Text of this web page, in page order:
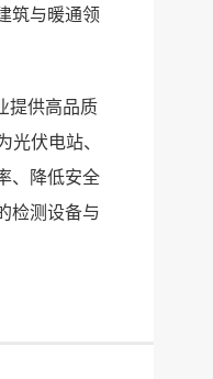
筑与暖通领
提供高品质
伏电站、
、降低安全
检测设备与